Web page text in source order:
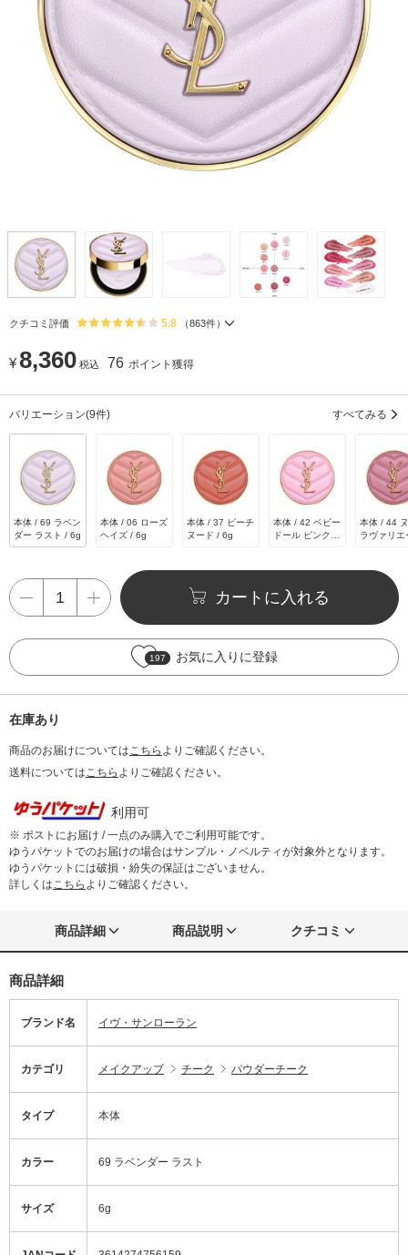
クチコミ評価 5.8 （863件）
¥8,360 税込 76 ポイント獲得
バリエーション(9件) すべてみる
本体 / 69 ラベン
ダー ラスト / 6g
本体 / 06 ローズ
ヘイズ / 6g
本体 / 37 ピーチ
ヌード / 6g
本体 / 42 ベビー
ドール ピンク /
本体 / 44
ラヴァリエ
カートに入れる
197 お気に入りに登録
在庫あり
商品のお届けについてはこちら よりご確認ください。
送料についてはこちら よりご確認ください。
利用可
※ ポストにお届け / 一点のみ購入でご利用可能です。
ゆうパケットでのお届けの場合はサンプル・ノベルティが対象外となります。
ゆうパケットには破損・紛失の保証はございません。
詳しくはこちら よりご確認ください。
商品詳細 商品説明 クチコミ
商品詳細
ブランド名 イヴ・サンローラン
カテゴリ メイクアップ チーク パウダーチーク
タイプ 本体
カラー 69 ラベンダー ラスト
サイズ 6g